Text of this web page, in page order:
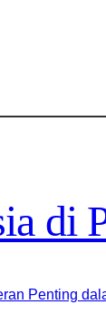
di
Penting